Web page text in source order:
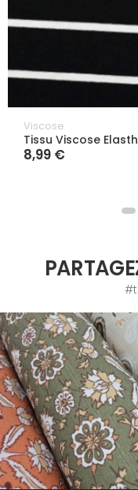
Viscose
Tissu Viscose
8,99 €